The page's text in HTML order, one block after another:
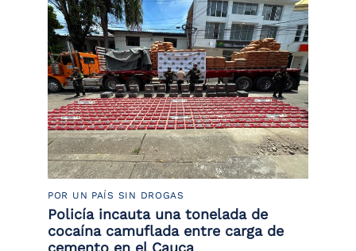
POR UN PAÍS SIN DROGAS
Policía incauta una tonelada de
cocaína camuflada entre carga de
cemento en el Cauca